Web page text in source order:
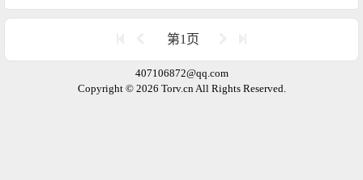
第1页
407106872@qq.com
Copyright © 2026 Torv.cn All Rights Reserved.